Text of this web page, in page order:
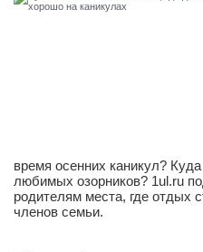
время осенних каникул?
любимых озорников? 1ul.ru
родителям места, где отдых
членов семьи.